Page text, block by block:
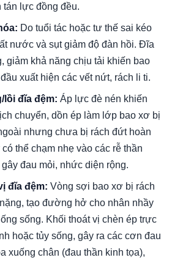
tán lực đồng đều.
Do tuổi tác hoặc tư thế sai kéo
nước và sụt giảm độ đàn hồi. Đĩa
giảm khả năng chịu tải khiến bao
xuất hiện các vết nứt, rách li ti.
lồi đĩa đệm: Áp lực đè nén khiến
chuyển, dồn ép làm lớp bao xơ bị
nhưng chưa bị rách đứt hoàn
thể chạm nhẹ vào các rễ thần
đau mỏi, nhức diện rộng.
đĩa đệm: Vòng sợi bao xơ bị rách
tạo đường hở cho nhân nhầy
sống. Khối thoát vị chèn ép trực
hoặc tủy sống, gây ra các cơn đau
xuống chân (đau thần kinh tọa),